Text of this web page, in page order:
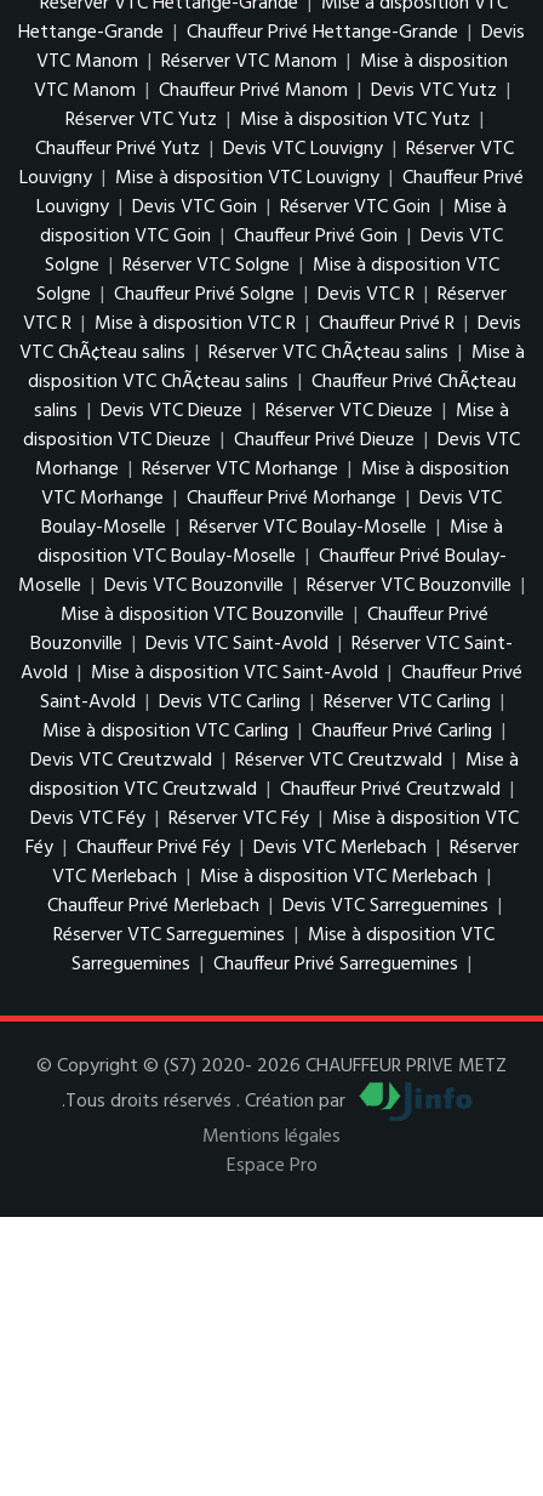
Hettange-Grande | Chauffeur Privé Hettange-Grande | Devis
VTC Manom | Réserver VTC Manom | Mise à disposition
VTC Manom | Chauffeur Privé Manom | Devis VTC Yutz |
Réserver VTC Yutz | Mise à disposition VTC Yutz |
Chauffeur Privé Yutz | Devis VTC Louvigny | Réserver VTC
Louvigny | Mise à disposition VTC Louvigny | Chauffeur Privé
Louvigny | Devis VTC Goin | Réserver VTC Goin | Mise à
disposition VTC Goin | Chauffeur Privé Goin | Devis VTC
Solgne | Réserver VTC Solgne | Mise à disposition VTC
Solgne | Chauffeur Privé Solgne | Devis VTC R | Réserver
VTC R | Mise à disposition VTC R | Chauffeur Privé R | Devis
VTC ChÃ¢teau salins | Réserver VTC ChÃ¢teau salins | Mise à
disposition VTC ChÃ¢teau salins | Chauffeur Privé ChÃ¢teau
salins | Devis VTC Dieuze | Réserver VTC Dieuze | Mise à
disposition VTC Dieuze | Chauffeur Privé Dieuze | Devis VTC
Morhange | Réserver VTC Morhange | Mise à disposition
VTC Morhange | Chauffeur Privé Morhange | Devis VTC
Boulay-Moselle | Réserver VTC Boulay-Moselle | Mise à
disposition VTC Boulay-Moselle | Chauffeur Privé Boulay-
Moselle | Devis VTC Bouzonville | Réserver VTC Bouzonville |
Mise à disposition VTC Bouzonville | Chauffeur Privé
Bouzonville | Devis VTC Saint-Avold | Réserver VTC Saint-
Avold | Mise à disposition VTC Saint-Avold | Chauffeur Privé
Saint-Avold | Devis VTC Carling | Réserver VTC Carling |
Mise à disposition VTC Carling | Chauffeur Privé Carling |
Devis VTC Creutzwald | Réserver VTC Creutzwald | Mise à
disposition VTC Creutzwald | Chauffeur Privé Creutzwald |
Devis VTC Féy | Réserver VTC Féy | Mise à disposition VTC
Féy | Chauffeur Privé Féy | Devis VTC Merlebach | Réserver
VTC Merlebach | Mise à disposition VTC Merlebach |
Chauffeur Privé Merlebach | Devis VTC Sarreguemines |
Réserver VTC Sarreguemines | Mise à disposition VTC
Sarreguemines | Chauffeur Privé Sarreguemines |
© Copyright © (S7) 2020- 2026 CHAUFFEUR PRIVE METZ
.Tous droits réservés . Création par
Mentions légales
Espace Pro